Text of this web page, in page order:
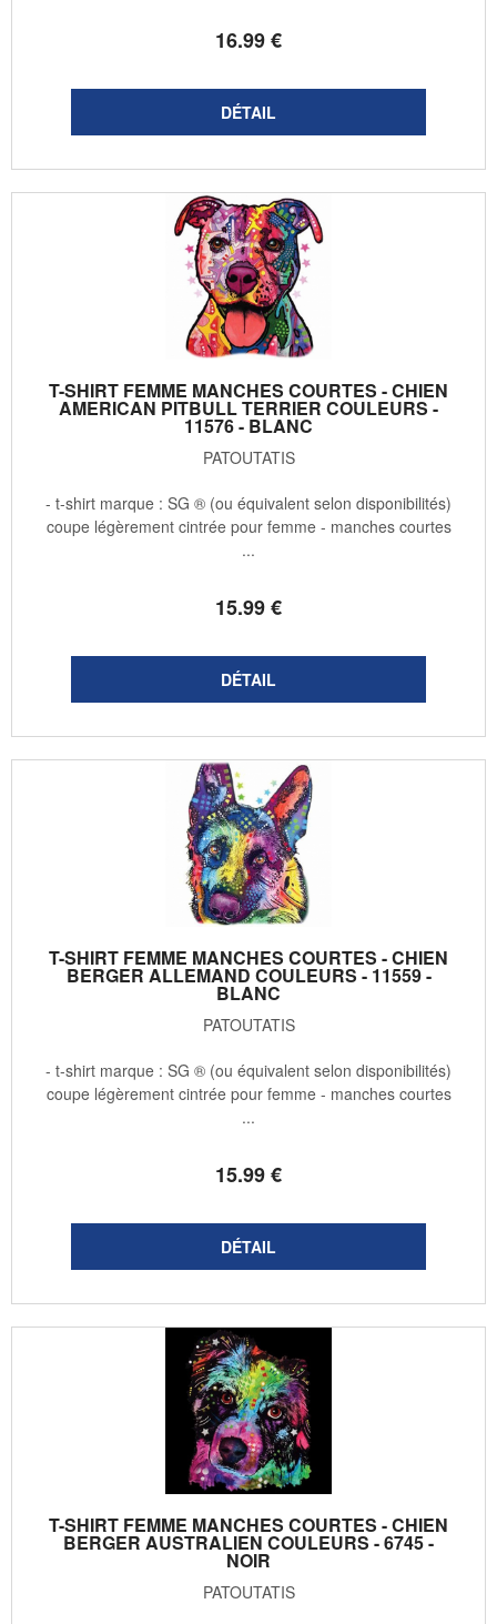
16.99€
T-SHIRT FEMME MANCHES COURTES - CHIEN
AMERICAN PITBULL TERRIER COULEURS -
11576 - BLANC
PATOUTATIS
15.99€
- t-shirt marque : SG ® (ou équivalent selon disponibilités)
coupe légèrement cintrée pour femme - manches courtes
...
T-SHIRT FEMME MANCHES COURTES - CHIEN
BERGER ALLEMAND COULEURS - 11559 -
BLANC
PATOUTATIS
15.99€
- t-shirt marque : SG ® (ou équivalent selon disponibilités)
coupe légèrement cintrée pour femme - manches courtes
...
T-SHIRT FEMME MANCHES COURTES - CHIEN
BERGER AUSTRALIEN COULEURS - 6745 -
NOIR
PATOUTATIS